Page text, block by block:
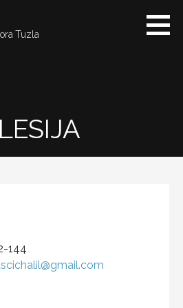
Tuzla
144